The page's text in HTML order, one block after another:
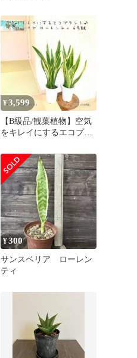
¥3,599
【B級品/観葉植物】空気
をキレイにするエコプラ
ノオ6号鉢①
¥300
サンスベリア ローレン
ティ